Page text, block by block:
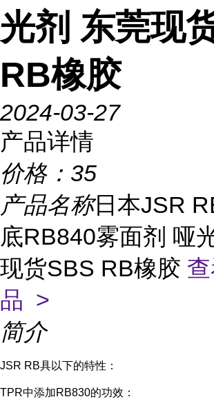
光剂 东莞现
RB橡胶
2024-03-27
产品详情
价格： 35
产品名称日本JSR
底RB840雾面剂 哑
现货SBS RB橡胶
品 >
简介
JSR RB具以下的特性：
TPR中添加RB830的功效：